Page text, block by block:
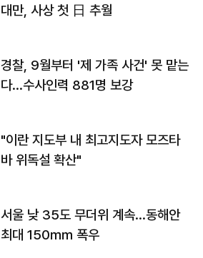
대만, 사상 첫 日 추월
경찰, 9월부터 '제 가족 사건' 못 맡는
다…수사인력 881명 보강
"이란 지도부 내 최고지도자 모즈타
바 위독설 확산"
서울 낮 35도 무더위 계속…동해안
최대 150㎜ 폭우